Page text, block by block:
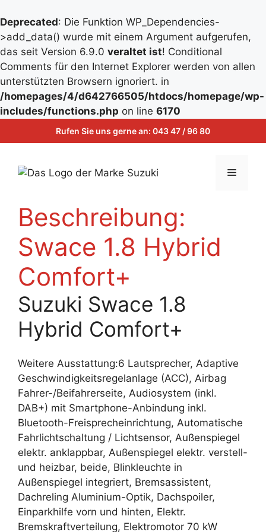
Deprecated: Die Funktion WP_Dependencies-
>add_data() wurde mit einem Argument aufgerufen,
das seit Version 6.9.0 veraltet ist! Conditional
Comments für den Internet Explorer werden von allen
unterstützten Browsern ignoriert. in
/homepages/4/d642766505/htdocs/homepage/wp-
includes/functions.php on line 6170
Zum
Inhalt
Inhalt
Rufen Sie uns gerne an: 043 47 / 96 80
Menü
Beschreibung:
Swace 1.8 Hybrid
Comfort+
Suzuki Swace 1.8
Hybrid Comfort+
Weitere Ausstattung:6 Lautsprecher, Adaptive
Geschwindigkeitsregelanlage (ACC), Airbag
Fahrer-/Beifahrerseite, Audiosystem (inkl.
DAB+) mit Smartphone-Anbindung inkl.
Bluetooth-Freisprecheinrichtung, Automatische
Fahrlichtschaltung / Lichtsensor, Außenspiegel
elektr. anklappbar, Außenspiegel elektr. verstell-
und heizbar, beide, Blinkleuchte in
Außenspiegel integriert, Bremsassistent,
Dachreling Aluminium-Optik, Dachspoiler,
Einparkhilfe vorn und hinten, Elektr.
Bremskraftverteilung, Elektromotor 70 kW